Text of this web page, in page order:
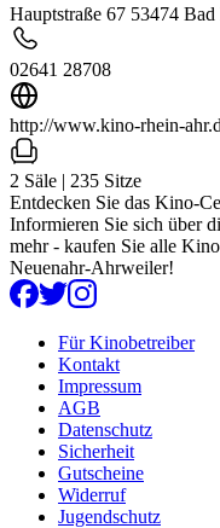
Hauptstraße 67 53474
02641 28708
http://www.kino-rhein-
2 Säle | 235 Sitze
Entdecken Sie das Kino-
Informieren Sie sich über
mehr - kaufen Sie alle
Neuenahr-Ahrweiler!
Für Kinobetreiber
Kontakt
Impressum
AGB
Datenschutz
Sicherheit
Gutscheine
Widerruf
Jugendschutz